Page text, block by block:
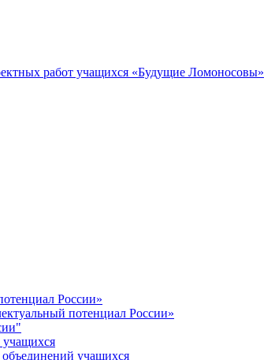
работ учащихся «Будущие Ломоносовы»
России»
потенциал России»
учащихся